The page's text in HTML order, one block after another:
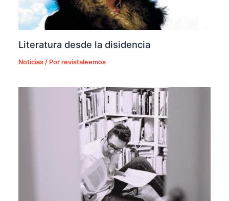
Literatura desde la disidencia
Noticias / Porrevistaleemos